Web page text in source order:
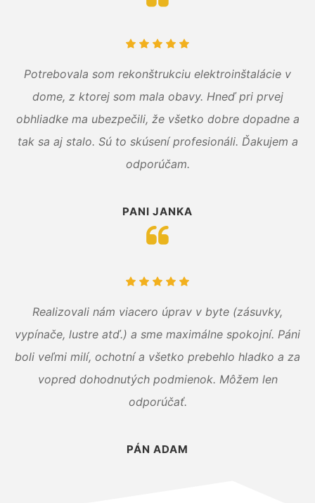
Potrebovala som rekonštrukciu elektroinštalácie v
dome, z ktorej som mala obavy. Hneď pri prvej
obhliadke ma ubezpečili, že všetko dobre dopadne a
tak sa aj stalo. Sú to skúsení profesionáli. Ďakujem a
odporúčam.
PANI JANKA
Realizovali nám viacero úprav v byte (zásuvky,
vypínače, lustre atď.) a sme maximálne spokojní. Páni
boli veľmi milí, ochotní a všetko prebehlo hladko a za
vopred dohodnutých podmienok. Môžem len
odporúčať.
PÁN ADAM